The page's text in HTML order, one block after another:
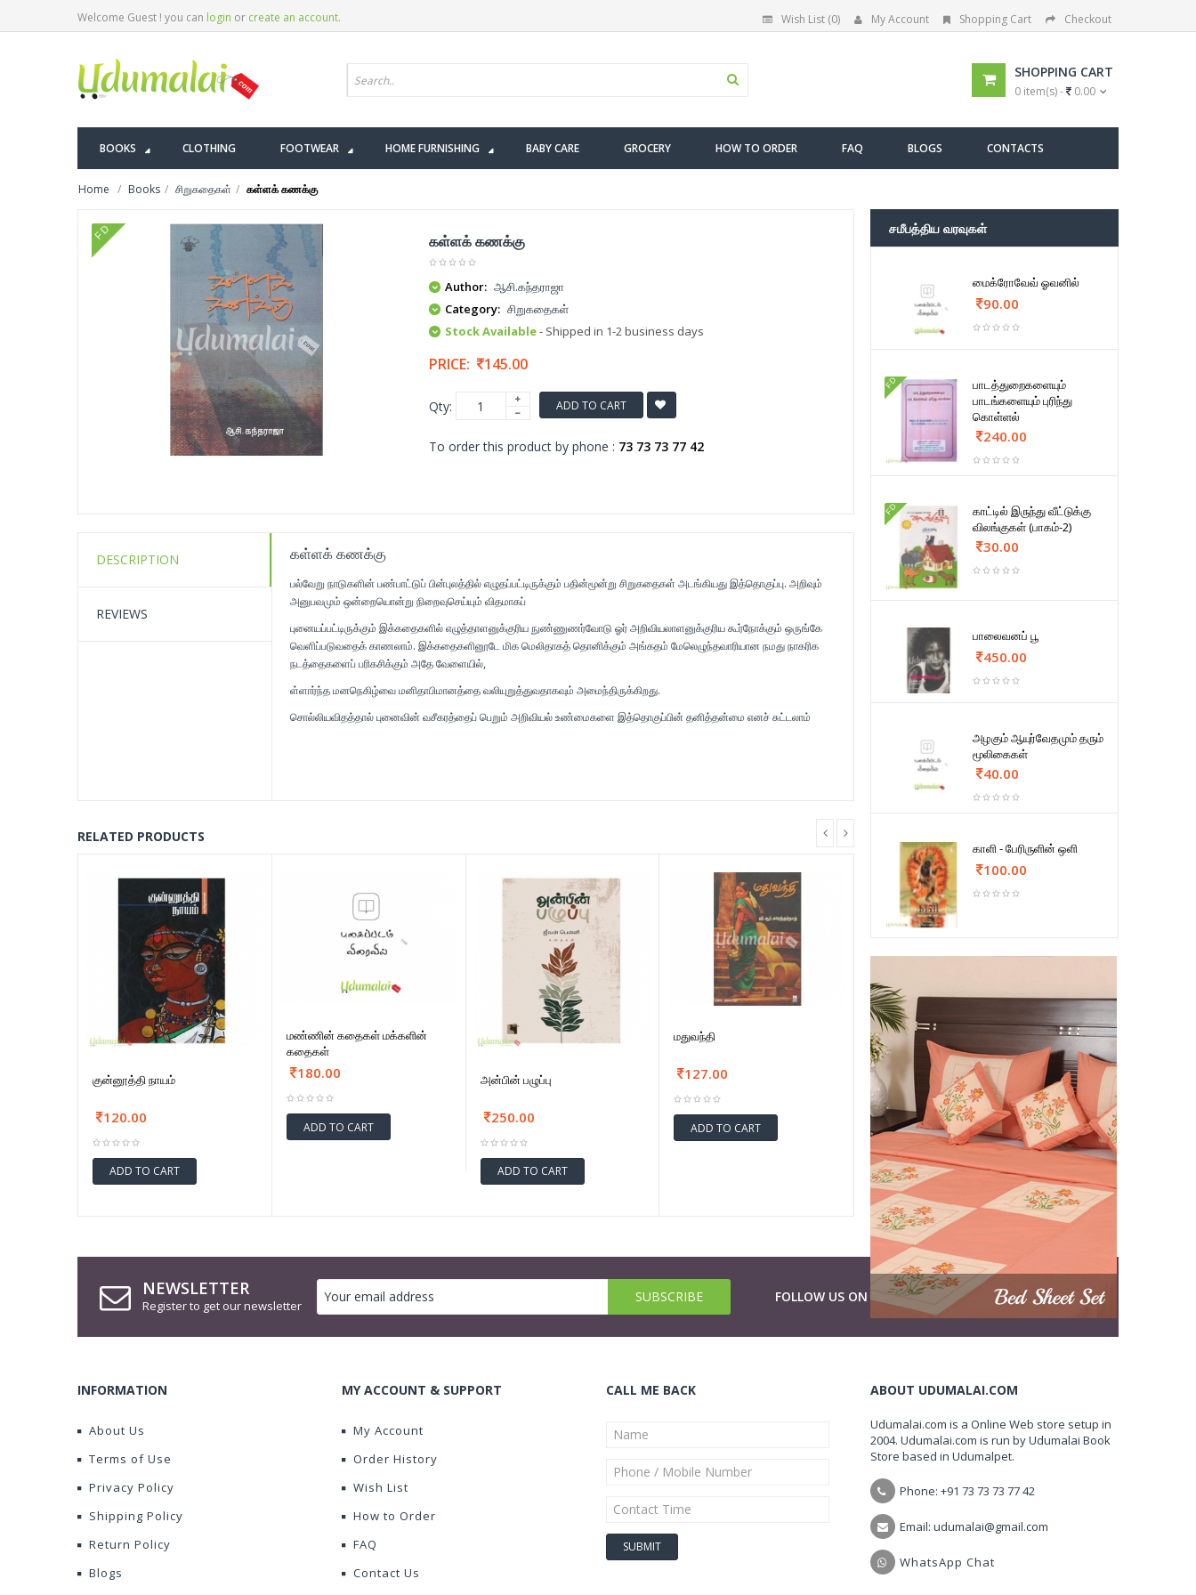
Welcome Guest ! you can login or create an account. Wish List (0) My Account Shopping Cart Checkout
SHOPPING CART
0 item(s) - 0.00
BOOKS CLOTHING FOOTWEAR HOME FURNISHING BABY CARE GROCERY HOW TO ORDER FAQ BLOGS CONTACTS
Home Books சிறுகதைகள் கள்ளக் கணக்கு
FD கள்ளக் கணக்கு
Author: ஆசி.கந்தராஜா
Category: சிறுகதைகள்
Stock Available- Shipped in 1-2 business days
PRICE: 145.00
Qty: ADD TO CART
To order this product by phone : 73 73 73 77 42
DESCRIPTION
REVIEWS
கள்ளக் கணக்கு
பல்வேறு நாடுகளின் பண்பாட்டுப் பின்புலத்தில் எழுதப்பட்டிருக்கும் பதின்மூன்று சிறுகதைகள் அடங்கியது இத்தொகுப்பு. அறிவும்
அனுபவமும் ஒன்றையொன்று நிறைவுசெய்யும் விதமாகப்
புனையப்பட்டிருக்கும் இக்கதைகளில் எழுத்தாளனுக்குரிய நுண்ணுணர்வோடு ஓர் அறிவியலாளனுக்குரிய கூர்நோக்கும் ஒருங்கே
வெளிப்படுவதைக் காணலாம். இக்கதைகளினூடே மிக மெலிதாகத் தொனிக்கும் அங்கதம் மேலெழுந்தவாரியான நமது நாகரிக
நடத்தைகளைப் பரிகசிக்கும் அதே வேளையில்,
ள்ளார்ந்த மனநெகிழ்வை மனிதாபிமானத்தை வலியுறுத்துவதாகவும் அமைந்திருக்கிறது.
சொல்லியவிதத்தால் புனைவின் வசீகரத்தைப் பெறும் அறிவியல் உண்மைகளை இத்தொகுப்பின் தனித்தன்மை எனச் சுட்டலாம்
RELATED PRODUCTS
குன்னூத்தி நாயம்
120.00
ADD TO CART
மண்ணின் கதைகள் மக்களின்
கதைகள்
180.00
ADD TO CART
அன்பின் பழுப்பு
250.00
ADD TO CART
மதுவந்தி
127.00
ADD TO CART
சமீபத்திய வரவுகள்
மைக்ரோவேவ் ஓவனில்
90.00
FD
பாடத்துறைகளையும்
பாடங்களையும் புரிந்து
கொள்ளல்
240.00
FD
காட்டில் இருந்து வீட்டுக்கு
விலங்குகள் (பாகம்-2)
30.00
பாலைவனப் பூ
450.00
அழகும் ஆயுர்வேதமும் தரும்
மூலிகைகள்
40.00
காளி - பேரிருளின் ஒளி
100.00
NEWSLETTER
Register to get our newsletter
FOLLOW US ON
INFORMATION
About Us
Terms of Use
Privacy Policy
Shipping Policy
Return Policy
Blogs
MY ACCOUNT & SUPPORT
My Account
Order History
Wish List
How to Order
FAQ
Contact Us
CALL ME BACK ABOUT UDUMALAI.COM
Udumalai.com is a Online Web store setup in
2004. Udumalai.com is run by Udumalai Book
Store based in Udumalpet.
Phone: +91 73 73 73 77 42
Email: udumalai@gmail.com
WhatsApp Chat